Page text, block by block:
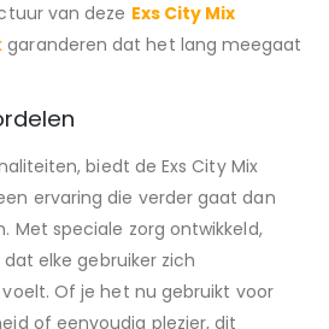
van deze Exs City Mix
garanderen dat het lang meegaat
biedt de Exs City Mix
ervaring die verder gaat dan
Met speciale zorg ontwikkeld,
elke gebruiker zich
Of je het nu gebruikt voor
of eenvoudig plezier, dit